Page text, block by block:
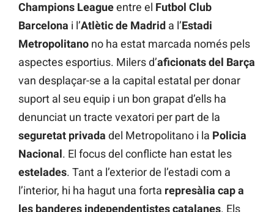
Champions Leagueentre el Futbol Club
Barcelona i l’Atlètic de Madrid a l’Estadi
Metropolitano no ha estat marcada només pels
aspectes esportius. Milers d’aficionats del Barça
van desplaçar-se a la capital estatal per donar
suport al seu equip i un bon grapat d’ells ha
denunciat un tracte vexatori per part de la
seguretat privada del Metropolitano i la Policia
Nacional. El focus del conflicte han estat les
estelades. Tant a l’exterior de l’estadi com a
l’interior, hi ha hagut una forta represàlia cap a
les banderes independentistes catalanes. Els